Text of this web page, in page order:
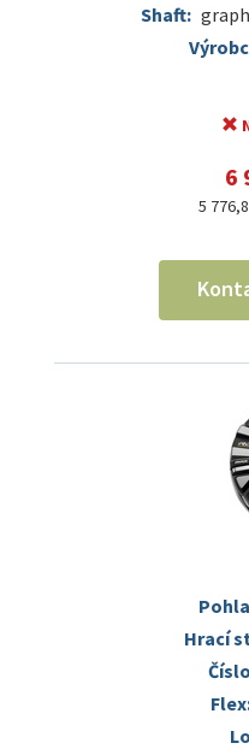
Shaft:
6
5
Hrací